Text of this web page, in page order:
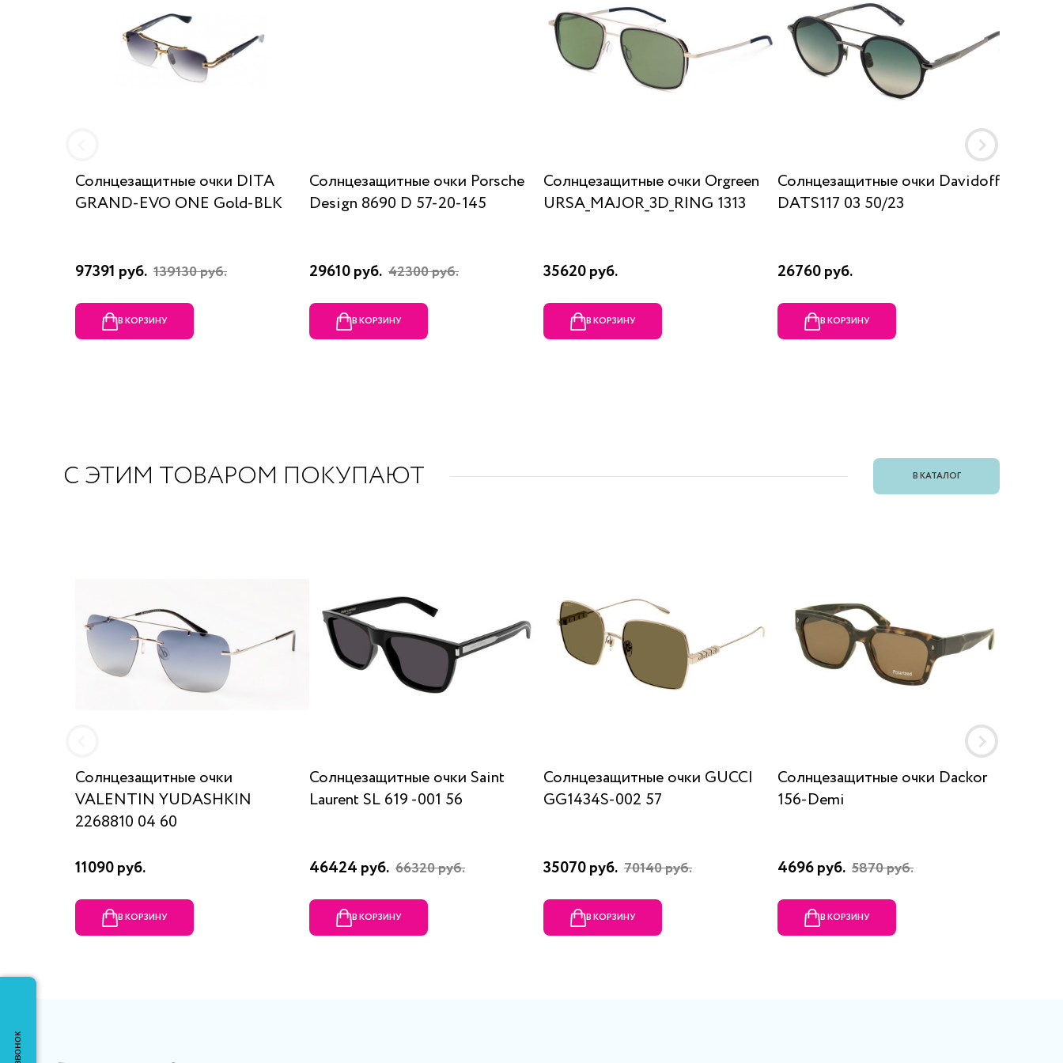
Солнцезащитные очки DITA
GRAND-EVO ONE Gold-BLK
97391 руб. 139130 руб.
В КОРЗИНУ
Солнцезащитные очки Porsche
Design 8690 D 57-20-145
29610 руб. 42300 руб.
В КОРЗИНУ
Солнцезащитные очки Orgreen
URSA_MAJOR_3D_RING 1313
35620 руб.
В КОРЗИНУ
Солнцезащитные очки Davidoff
DATS117 03 50/23
26760 руб.
В КОРЗИНУ
С ЭТИМ ТОВАРОМ ПОКУПАЮТ В КАТАЛОГ
Солнцезащитные очки
VALENTIN YUDASHKIN
2268810 04 60
11090 руб.
В КОРЗИНУ
Солнцезащитные очки Saint
Laurent SL 619 -001 56
46424 руб. 66320 руб.
В КОРЗИНУ
Солнцезащитные очки GUCCI
GG1434S-002 57
35070 руб. 70140 руб.
В КОРЗИНУ
Солнцезащитные очки Dackor
156-Demi
4696 руб. 5870 руб.
В КОРЗИНУ